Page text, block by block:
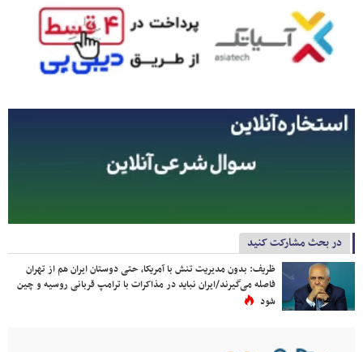
در بحث مشارکت کنید
ظریف: بدون مدیریت تنش با آمریکا، حتی دوستان ایران هم از تهران
فاصله می‌گیرند/ایران نباید در مذاکرات با ترامپ قربانی روسیه و چین
شود